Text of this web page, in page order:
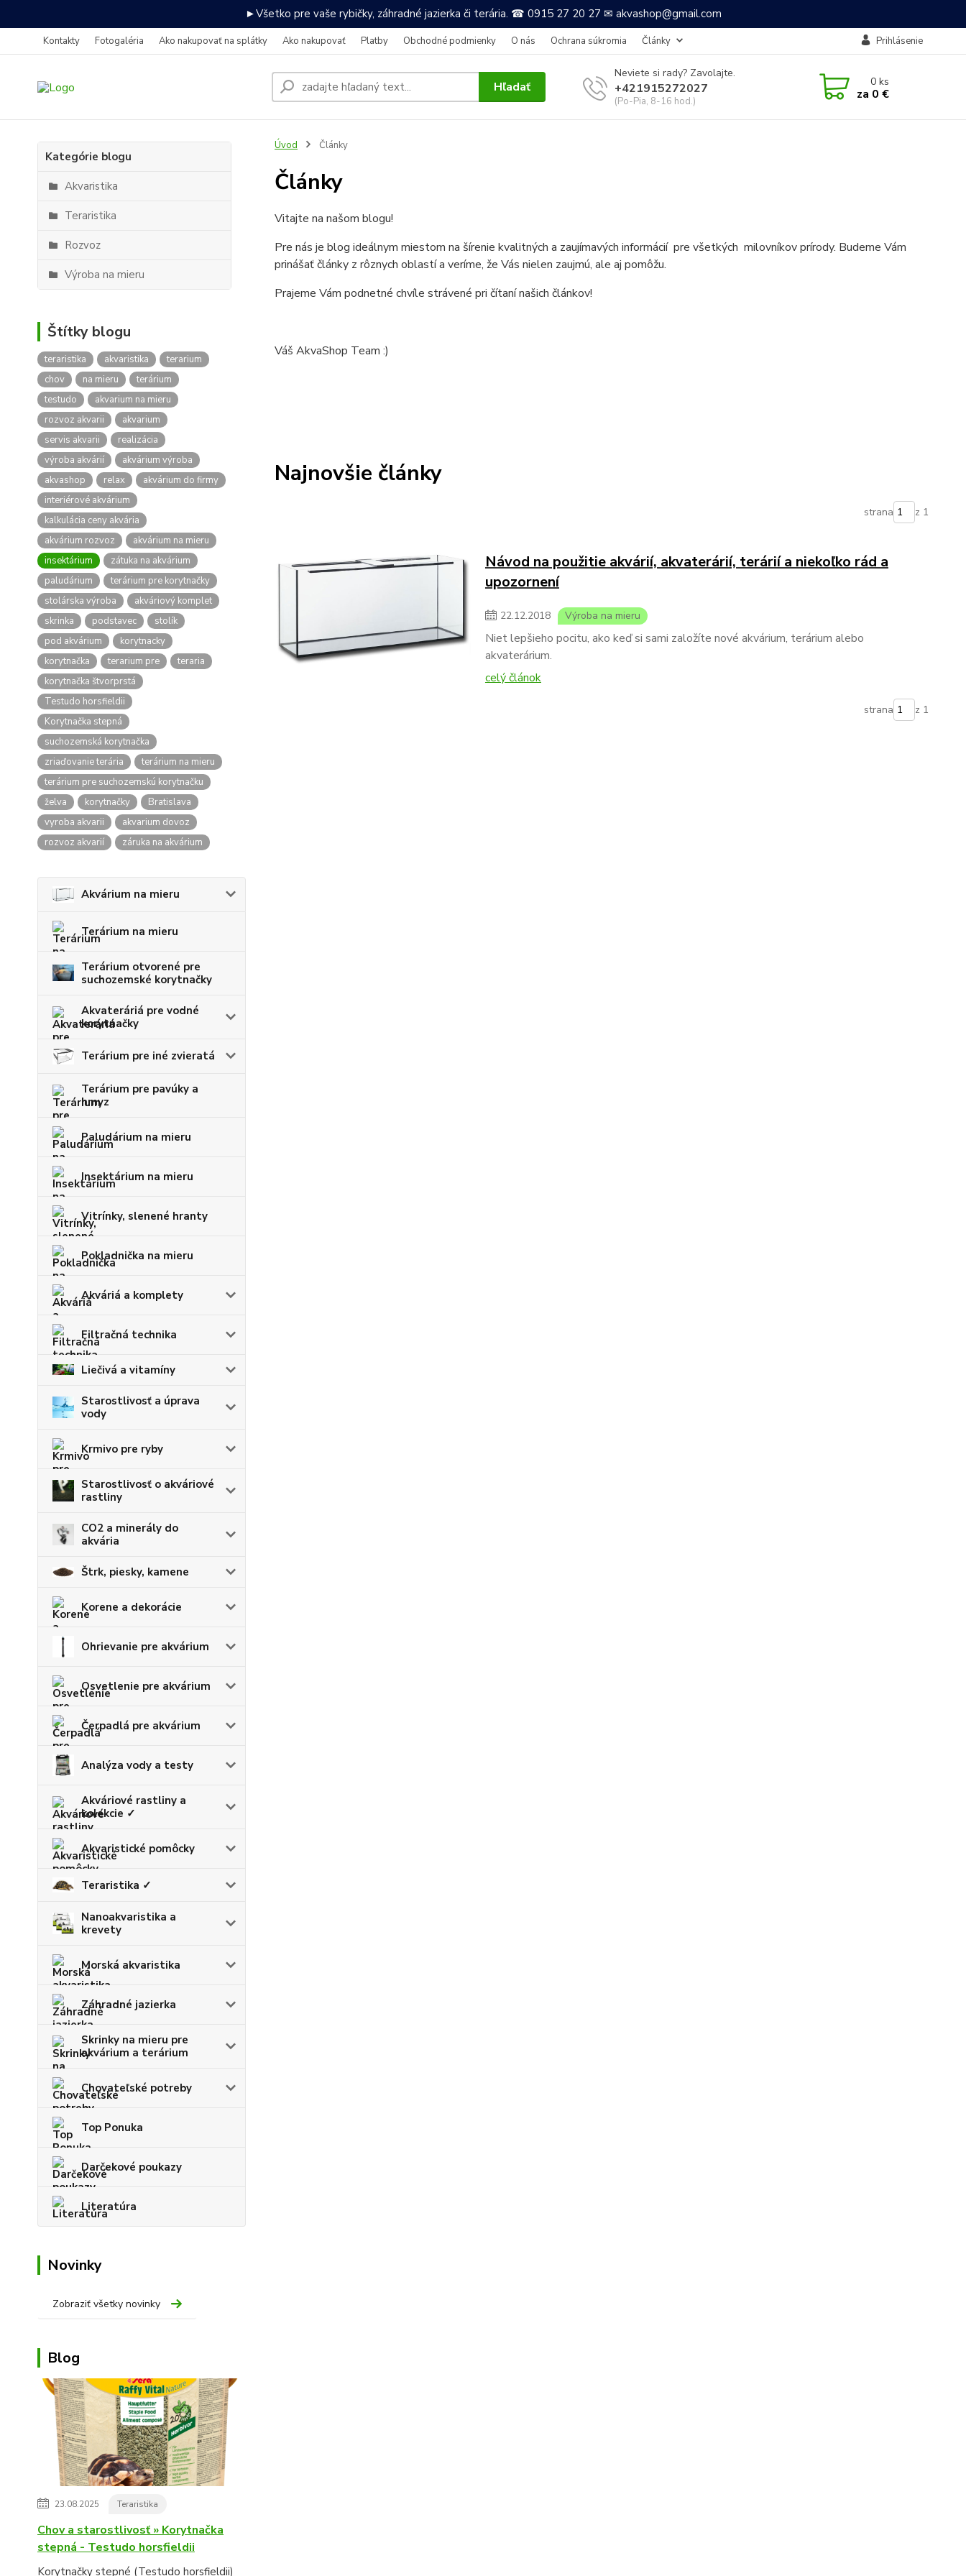
►Všetko pre vaše rybičky, záhradné jazierka či terária. ☎ 0915 27 20 27 ✉ akvashop@gmail.com
Kontakty Fotogaléria Ako nakupovať na splátky Ako nakupovať Platby Obchodné podmienky O nás Ochrana súkromia Články Prihlásenie
Hľadať
Neviete si rady? Zavolajte.
+421915272027
(Po-Pia, 8-16 hod.)
0ks
za 0 €
Kategórie blogu
Akvaristika
Teraristika
Rozvoz
Výroba na mieru
Štítky blogu
teraristika akvaristika
terarium
chov
na mieru
terárium
testudo
akvarium na mieru
rozvoz akvarii
akvarium
servis akvarii
realizácia
výroba akvárií
akvárium výroba
akvashop
relax
akvárium do firmy
interiérové akvárium
kalkulácia ceny akvária
akvárium rozvoz
akvárium na mieru
insektárium
zátuka na akvárium
paludárium
terárium pre korytnačky
stolárska výroba
akváriový komplet
skrinka
podstavec
stolík
pod akvárium
korytnacky
korytnačka
terarium pre
teraria
korytnačka štvorprstá
Testudo horsfieldii
Korytnačka stepná
suchozemská korytnačka
zriaďovanie terária
terárium na mieru
terárium pre suchozemskú korytnačku
želva
korytnačky
Bratislava
vyroba akvarii
akvarium dovoz
rozvoz akvarií
záruka na akvárium
Akvárium na mieru
Terárium na mieru
Terárium otvorené pre
suchozemské korytnačky
Akvateráriá pre vodné
korytnačky
Terárium pre iné zvieratá
Terárium pre pavúky a
hmyz
Paludárium na mieru
Insektárium na mieru
Vitrínky, slenené hranty
Pokladnička na mieru
Akváriá a komplety
Filtračná technika
Liečivá a vitamíny
Starostlivosť a úprava
vody
Krmivo pre ryby
Starostlivosť o akváriové
rastliny
CO2 a minerály do
akvária
Štrk, piesky, kamene
Korene a dekorácie
Ohrievanie pre akvárium
Osvetlenie pre akvárium
Čerpadlá pre akvárium
Analýza vody a testy
Akváriové rastliny a
kolekcie ✓
Akvaristické pomôcky
Teraristika ✓
Nanoakvaristika a
krevety
Morská akvaristika
Záhradné jazierka
Skrinky na mieru pre
akvárium a terárium
Chovateľské potreby
Top Ponuka
Darčekové poukazy
Literatúra
Novinky
Zobraziť všetky novinky
Blog
23.08.2025 Teraristika
Chov a starostlivosť » Korytnačka
stepná - Testudo horsfieldii
Korytnačky stepné (Testudo horsfieldii)
Úvod Články
Články
Vitajte na našom blogu!
Pre nás je blog ideálnym miestom na šírenie kvalitných a zaujímavých informácií pre všetkých milovníkov prírody. Budeme Vám
prinášať články z rôznych oblastí a veríme, že Vás nielen zaujmú, ale aj pomôžu.
Prajeme Vám podnetné chvíle strávené pri čítaní našich článkov!
Váš AkvaShop Team :)
Najnovšie články
strana z 1
Návod na použitie akvárií, akvaterárií, terárií a niekoľko rád a
upozornení
22.12.2018 Výroba na mieru
Niet lepšieho pocitu, ako keď si sami založíte nové akvárium, terárium alebo
akvaterárium.
celý článok
strana z 1